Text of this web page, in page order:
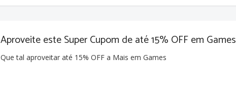
Aproveite este Super Cupom de até 15% OFF em Games
Que tal aproveitar até 15% OFF a Mais em Games